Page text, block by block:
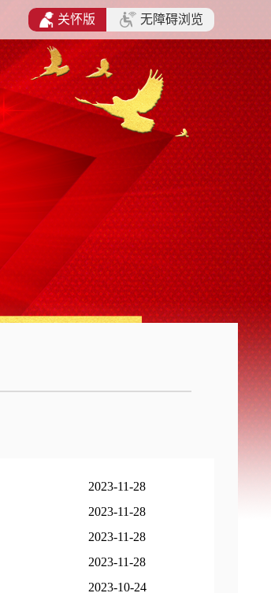
2023-11-28
2023-11-28
2023-11-28
2023-11-28
2023-10-24
关怀版 无障碍浏览